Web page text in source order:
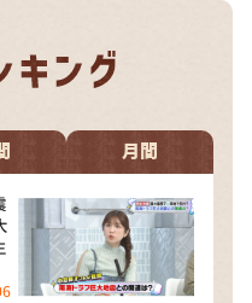
「なんでやねん！？」
何にする？～
２
のミカタ
月間